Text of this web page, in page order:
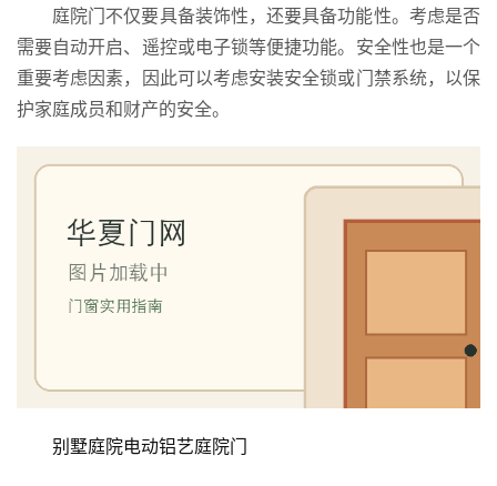
首
页
入
门
生
庭院门不仅要具备装饰性，还要具备功能性。考虑是否
需要自动开启、遥控或电子锁等便捷功能。安全性也是一个
重要考虑因素，因此可以考虑安装安全锁或门禁系统，以保
护家庭成员和财产的安全。
别墅庭院电动铝艺庭院门